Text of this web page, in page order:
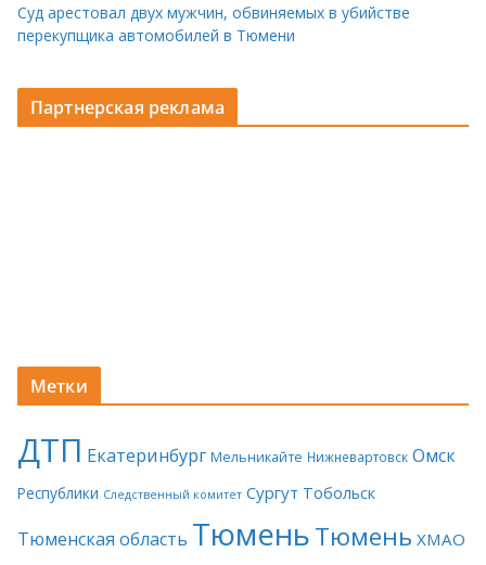
Суд арестовал двух мужчин, обвиняемых в убийстве
перекупщика автомобилей в Тюмени
Партнерская реклама
Метки
ДТП Екатеринбург Мельникайте Нижневартовск Омск
Республики Следственный комитет Сургут Тобольск
Тюменская область ТюменьТюмень ХМАО